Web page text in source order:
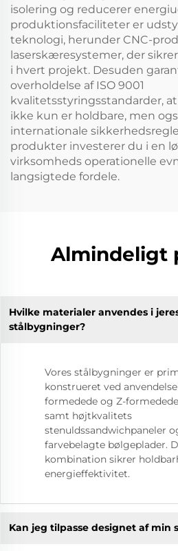
isolering og reducerer
produktionsfaciliteter er
teknologi, herunder CNC-
laserskæresystemer, der
i hvert projekt. Desuden
overholdelse af ISO 9001
kvalitetsstyringsstandarder,
ikke kun er holdbare, men
internationale
produkter investerer du i en
virksomheds operationelle
langsigtede fordele.
Almindeligt
Hvilke materialer anvendes i
stålbygninger?
Vores stålbygninger er
konstrueret ved
formedede og Z-
samt højtkvalitets
stenuldssandwichpaneler
farvebelagte bølgeplader.
kombination sikrer
energieffektivitet.
Kan jeg tilpasse designet af min